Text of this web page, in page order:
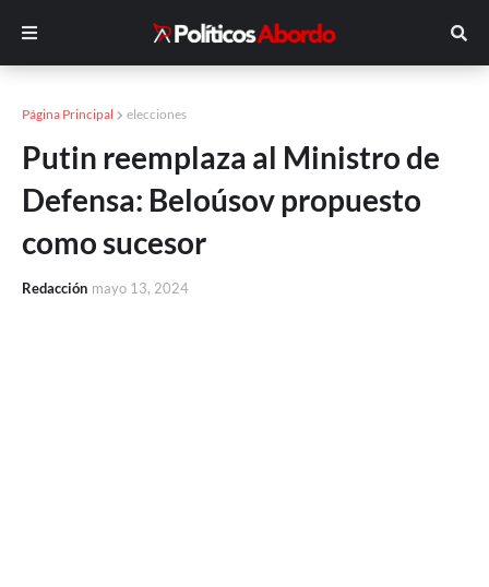
Página Principal elecciones
Putin reemplaza al Ministro de
Defensa: Beloúsov propuesto
como sucesor
Redacción mayo 13, 2024